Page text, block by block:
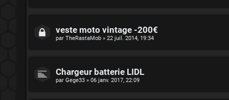
veste moto vintage -200€
par TheRastaMob » 22 juil. 2014, 19:34
Chargeur batterie LIDL
par Gege33 » 06 janv. 2017, 22:09